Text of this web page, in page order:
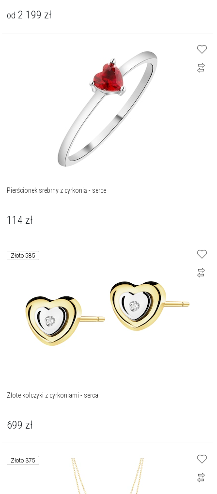
od 2 199 zł
Pierścionek srebrny z cyrkonią - serce
114 zł
Złoto 585
Złote kolczyki z cyrkoniami - serca
699 zł
Złoto 375